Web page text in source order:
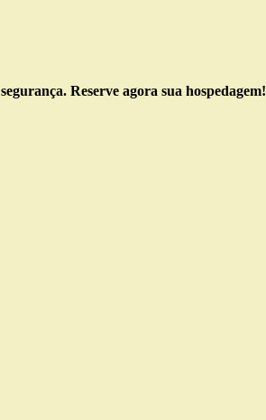
Reserve agora sua hospedagem!